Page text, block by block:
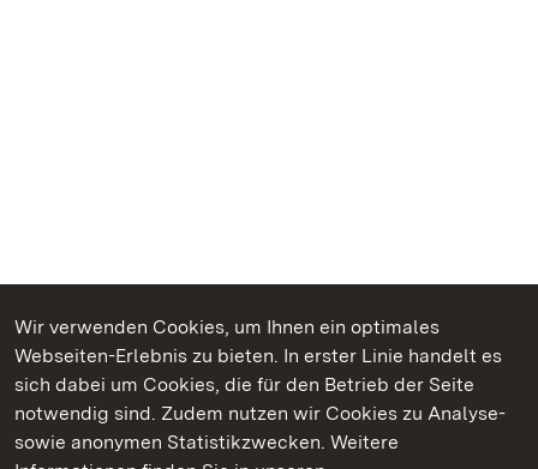
Wir verwenden Cookies, um Ihnen ein optimales
Webseiten-Erlebnis zu bieten. In erster Linie handelt es
sich dabei um Cookies, die für den Betrieb der Seite
notwendig sind. Zudem nutzen wir Cookies zu Analyse-
sowie anonymen Statistikzwecken. Weitere
Kommen. Staunen. Genießen.